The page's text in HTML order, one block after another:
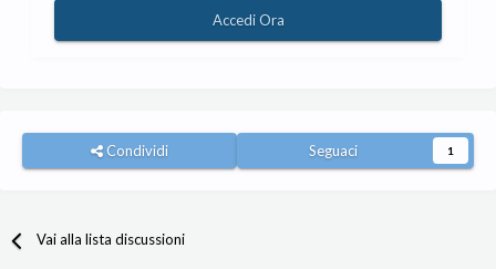
Accedi Ora
Condividi Seguaci 1
Vai alla lista discussioni